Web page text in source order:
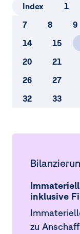
und
Sonstige
Sonstige
Arbeitnehmer
Index 1
7
8 9
14
15
20
21
26
27
32
33
inklusive
zu